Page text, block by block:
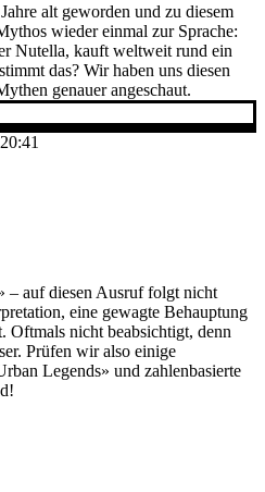
alt geworden und zu diesem
wieder einmal zur Sprache:
Nutella, kauft weltweit rund ein
das? Wir haben uns diesen
genauer angeschaut.
– auf diesen Ausruf folgt nicht
eine gewagte Behauptung
Oftmals nicht beabsichtigt, denn
Prüfen wir also einige
Legends» und zahlenbasierte